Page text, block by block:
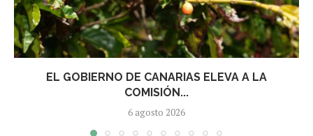
EL GOBIERNO DE CANARIAS ELEVA A LA
COMISIÓN...
6 agosto 2026